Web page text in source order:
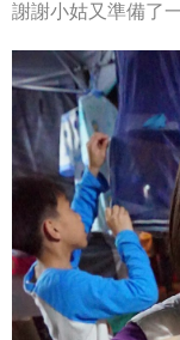
謝謝小姑又準備了